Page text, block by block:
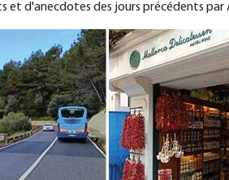
d'anecdotes des jours précédents par